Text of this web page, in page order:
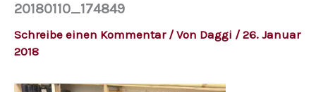
20180110_174849
Schreibe einen Kommentar / Von Daggi /26. Januar
2018